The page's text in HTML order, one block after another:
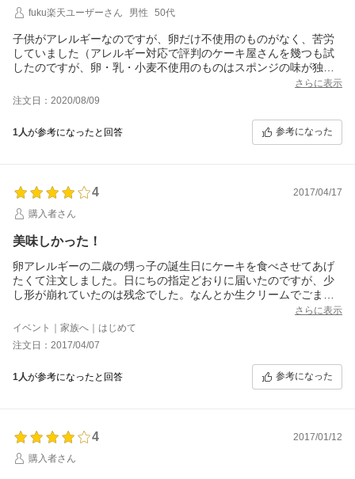
fuku楽天ユーザーさん
男性 50代
子供がアレルギーなのですが、卵だけ不使用のものがなく、苦労
していました（アレルギー対応で評判のケーキ屋さんを幾つも試
したのですが、卵・乳・小麦不使用のものはスポンジの味が独特
で苦手でした・・）。こちらのお店のスポンジのおかげで、今年
は家族で普通においしいケーキをいただくことができました。あ
さらに表示
注文日：2020/08/09
1人が参考になったと回答 参考になった
4
2017/04/17
購入者さん
美味しかった！
卵アレルギーの二歳の甥っ子の誕生日にケーキを食べさせてあげ
たくて注文しました。日にちの指定どおりに届いたのですが、少
し形が崩れていたのは残念でした。なんとか生クリームでごまか
すことができたので良かったです。スポンジはふわふわでとても
美味しかったです。自分ではこんなふうにはできないし、初めて
ケーキを食べて喜んでいる甥っ子を見て本当に嬉しかった。絶対
リピします！今度は母の誕生日かなー。
さらに表示
イベント｜家族へ｜はじめて
注文日：2017/04/07
1人が参考になったと回答 参考になった
4
2017/01/12
購入者さん